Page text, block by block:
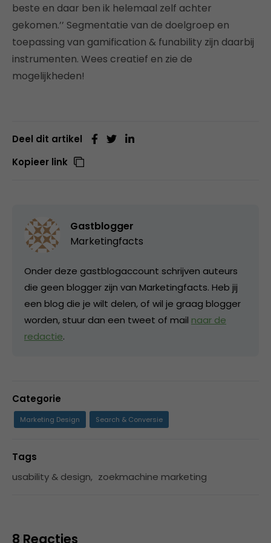
beste en daar ben ik helemaal zelf achter
gekomen.’’ Segmentatie van de doelgroep en
toepassing van gamification & funability zijn daarbij
instrumenten. Wees creatief en zie de
mogelijkheden!
Deel dit artikel
Kopieer link
Gastblogger
Marketingfacts
Onder deze gastblogaccount schrijven auteurs
die geen blogger zijn van Marketingfacts. Heb jij
een blog die je wilt delen, of wil je graag blogger
worden, stuur dan een tweet of mail naar de
redactie.
Categorie
Marketing Design Search & Conversie
Tags
usability & design, zoekmachine marketing
8 Reacties